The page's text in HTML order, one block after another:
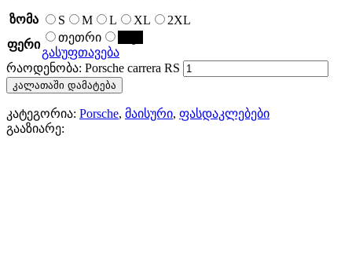
ზომა S M L XL
2XL
ფერი
თეთრი
გასუფთავება
რაოდენობა: Porsche carrera RS
კალათაში დამატება
კატეგორია: Porsche, მაისური, ფასდაკლებები
გააზიარე: